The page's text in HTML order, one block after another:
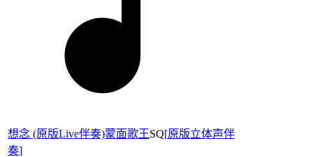
想念 (原版Live伴奏)蒙面歌王SQ[原版立体声伴
奏]